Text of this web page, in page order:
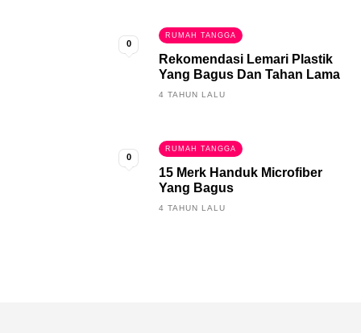
0
RUMAH TANGGA
Rekomendasi Lemari Plastik
Yang Bagus Dan Tahan Lama
4 TAHUN LALU
0
RUMAH TANGGA
15 Merk Handuk Microfiber
Yang Bagus
4 TAHUN LALU